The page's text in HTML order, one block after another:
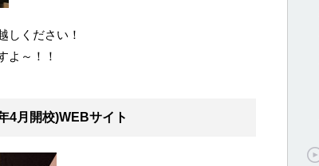
しください！
よ～！！
4月開校)WEBサイト